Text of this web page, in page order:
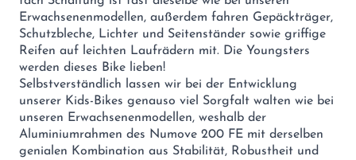
Erwachsenenmodellen, außerdem fahren Gepäckträger,
Schutzbleche, Lichter und Seitenständer sowie griffige
Reifen auf leichten Laufrädern mit. Die Youngsters
werden dieses Bike lieben!
Selbstverständlich lassen wir bei der Entwicklung
unserer Kids-Bikes genauso viel Sorgfalt walten wie bei
unseren Erwachsenenmodellen, weshalb der
Aluminiumrahmen des Numove 200 FE mit derselben
genialen Kombination aus Stabilität, Robustheit und